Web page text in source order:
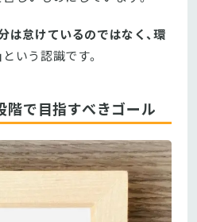
は怠けているのではなく、環
という認識です。
階で目指すべきゴール